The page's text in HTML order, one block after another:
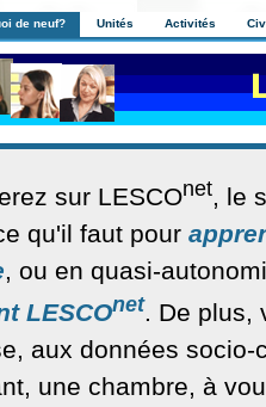
de neuf? Unités Activités
sur LESCOnet, le
qu'il faut pour
, ou en quasi-
LESCOnet. De plus,
aux données
une chambre, à